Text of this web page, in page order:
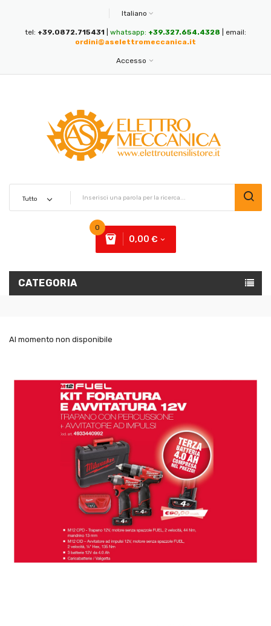
Italiano
tel: +39.0872.715431 whatsapp: +39.327.654.4328 | email:
ordini@aselettromeccanica.it
Accesso
0
0,00 €
CATEGORIA
Al momento non disponibile